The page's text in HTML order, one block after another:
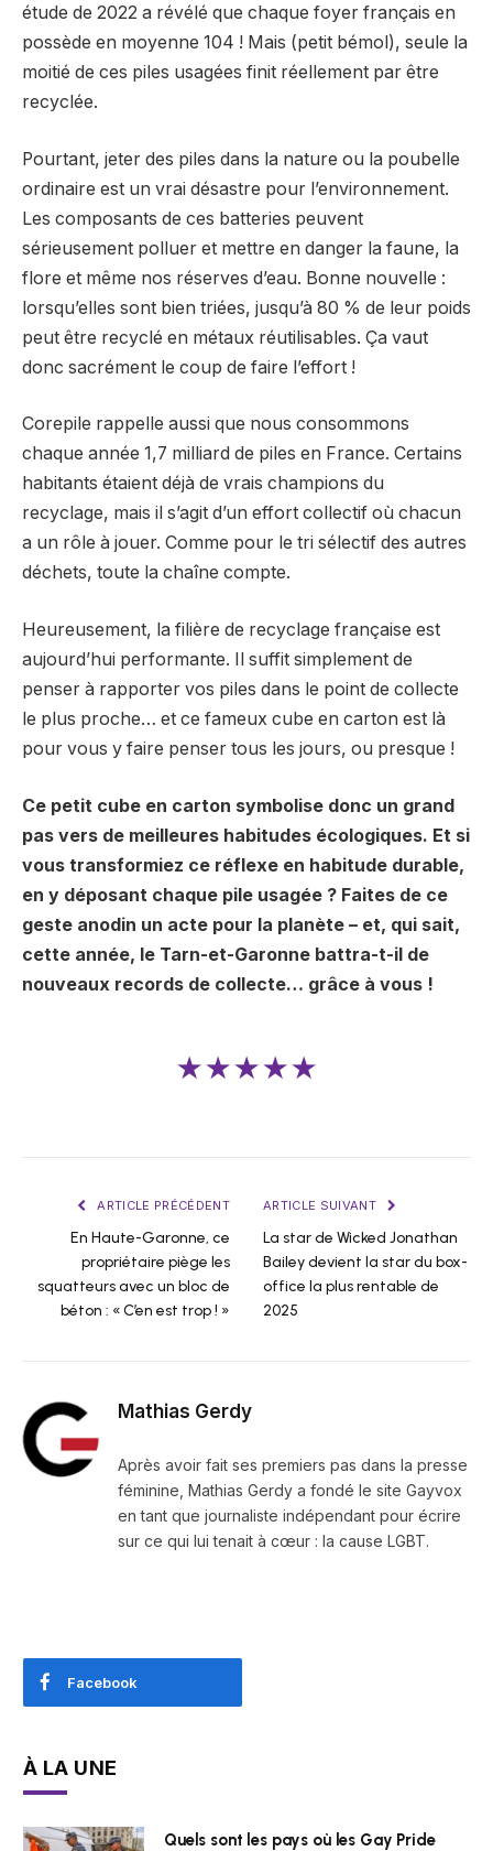
étude de 2022 a révélé que chaque foyer français en
possède en moyenne 104 ! Mais (petit bémol), seule la
moitié de ces piles usagées finit réellement par être
recyclée.
Pourtant, jeter des piles dans la nature ou la poubelle
ordinaire est un vrai désastre pour l’environnement.
Les composants de ces batteries peuvent
sérieusement polluer et mettre en danger la faune, la
flore et même nos réserves d’eau. Bonne nouvelle :
lorsqu’elles sont bien triées, jusqu’à 80 % de leur poids
peut être recyclé en métaux réutilisables. Ça vaut
donc sacrément le coup de faire l’effort !
Corepile rappelle aussi que nous consommons
chaque année 1,7 milliard de piles en France. Certains
habitants étaient déjà de vrais champions du
recyclage, mais il s’agit d’un effort collectif où chacun
a un rôle à jouer. Comme pour le tri sélectif des autres
déchets, toute la chaîne compte.
Heureusement, la filière de recyclage française est
aujourd’hui performante. Il suffit simplement de
penser à rapporter vos piles dans le point de collecte
le plus proche… et ce fameux cube en carton est là
pour vous y faire penser tous les jours, ou presque !
Ce petit cube en carton symbolise donc un grand
pas vers de meilleures habitudes écologiques. Et si
vous transformiez ce réflexe en habitude durable,
en y déposant chaque pile usagée ? Faites de ce
geste anodin un acte pour la planète – et, qui sait,
cette année, le Tarn-et-Garonne battra-t-il de
nouveaux records de collecte… grâce à vous !
★★★★★
ARTICLE PRÉCÉDENT
En Haute-Garonne, ce
propriétaire piège les
squatteurs avec un bloc de
béton : « C’en est trop ! »
ARTICLE SUIVANT
La star de Wicked Jonathan
Bailey devient la star du box-
office la plus rentable de
2025
Mathias Gerdy
Après avoir fait ses premiers pas dans la presse
féminine, Mathias Gerdy a fondé le site Gayvox
en tant que journaliste indépendant pour écrire
sur ce qui lui tenait à cœur : la cause LGBT.
Facebook
À LA UNE
Quels sont les pays où les Gay Pride